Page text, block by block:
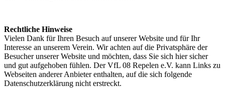
Rechtliche Hinweise
Vielen Dank für Ihren Besuch auf unserer Website und für Ihr
Interesse an unserem Verein. Wir achten auf die Privatsphäre der
Besucher unserer Website und möchten, dass Sie sich hier sicher
und gut aufgehoben fühlen. Der VfL 08 Repelen e.V. kann Links zu
Webseiten anderer Anbieter enthalten, auf die sich folgende
Datenschutzerklärung nicht erstreckt.